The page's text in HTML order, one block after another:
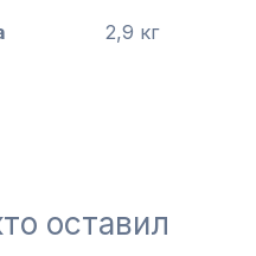
2,9 кг
оставил